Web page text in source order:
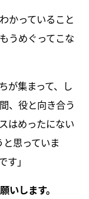
かっていること
うめぐってこな
が集まって、し
、役と向き合う
はめったにない
思っていま
」
します。